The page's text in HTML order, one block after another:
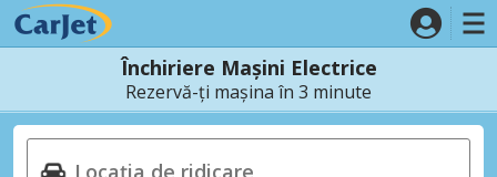
Închiriere Mașini Electrice
Rezervă-ți mașina în 3 minute